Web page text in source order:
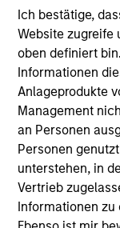
Ich bestätige,
Website zugreife
oben definiert
Informationen
Anlageprodukte
Management
an Personen
Personen
unterstehen, in
Vertrieb
Informationen zu
executive team
high-priority
on the company.
joining Calvert,
operations in
Kelly earned a
organizational
University of
Team